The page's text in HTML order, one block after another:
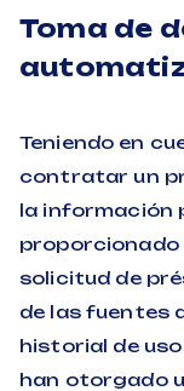
Toma de
Teniendo en
contratar un
la información
proporcionado
solicitud de
de las fuentes
historial de
han otorgado